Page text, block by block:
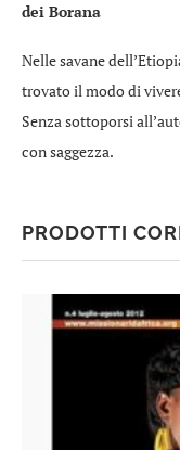
dei Borana
Nelle savane
trovato il modo di
Senza sottoporsi
con saggezza.
PRODOTTI